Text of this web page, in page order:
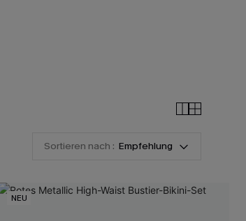
Sortieren nach : Empfehlung
NEU